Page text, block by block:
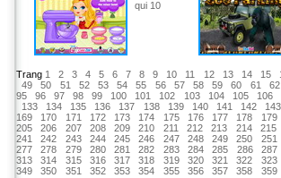
qui 10
Trang 1 2 3 4 5 6 7 8 9 10 11 12 13 14 15
49
50 51 52 53 54 55 56 57 58 59 60 61 62
95
96 97 98 99 100 101 102 103 104 105 106
133
134 135 136 137 138 139 140 141 142 143
169
170 171 172 173 174 175 176 177 178 179
205
206 207 208 209 210 211 212 213 214 215
241
242 243 244 245 246 247 248 249 250 251
277
278 279 280 281 282 283 284 285 286 287
313
314 315 316 317 318 319 320 321 322 323
349
350 351 352 353 354 355 356 357 358 359